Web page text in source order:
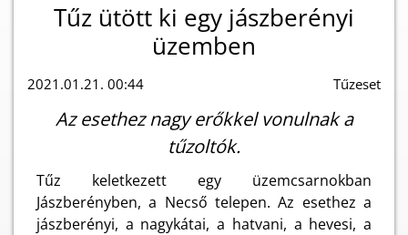
Tűz ütött ki egy jászberényi
üzemben
2021.01.21. 00:44 Tűzeset
Az esethez nagy erőkkel vonulnak a
tűzoltók.
Tűz keletkezett egy üzemcsarnokban
Jászberényben, a Necső telepen. Az esethez a
jászberényi, a nagykátai, a hatvani, a hevesi, a